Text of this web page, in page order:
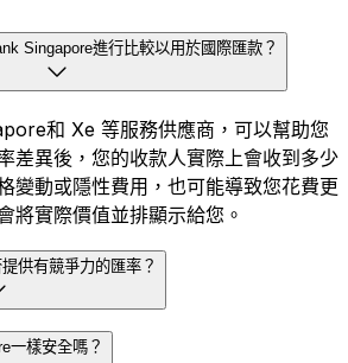
Singapore進行比較以用於國際匯款？
和 Xe 等服務供應商，可以幫助您
差異後，您的收款人實際上會收到多少
變動或隱性費用，也可能導致您花費更
將實際價值並排顯示給您。
供有競爭力的匯率？
一樣安全嗎？